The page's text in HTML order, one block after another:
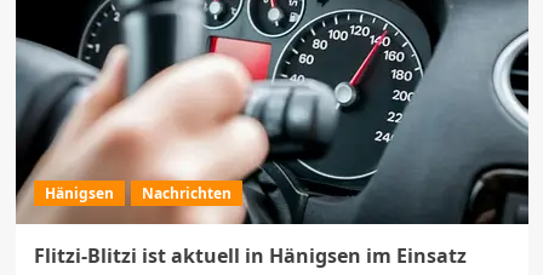
Schwüblingsen
am
24.
Juli
Hänigsen Nachrichten
Flitzi-Blitzi ist aktuell in Hänigsen im Einsatz